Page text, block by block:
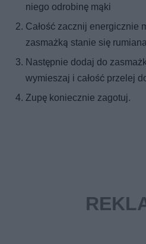
niego odrobinę mąki
Całość zacznij energicznie
zasmażką stanie się
Następnie dodaj do
wymieszaj i całość przelej
Zupę koniecznie zagotuj.